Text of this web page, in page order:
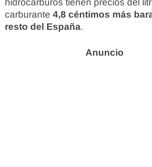
hidrocarburos tienen precios del
carburante 4,8 céntimos más
resto del España.